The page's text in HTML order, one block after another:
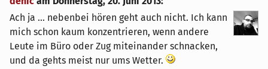
Ach ja ... nebenbei hören geht auch nicht. Ich kann
mich schon kaum konzentrieren, wenn andere
Leute im Büro oder Zug miteinander schnacken,
und da gehts meist nur ums Wetter.